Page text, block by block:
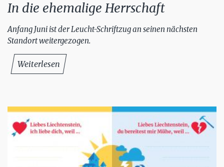
In die ehemalige Herrschaft
Anfang Juni ist der Leucht-Schriftzug an seinen nächsten
Standort weitergezogen.
Weiterlesen